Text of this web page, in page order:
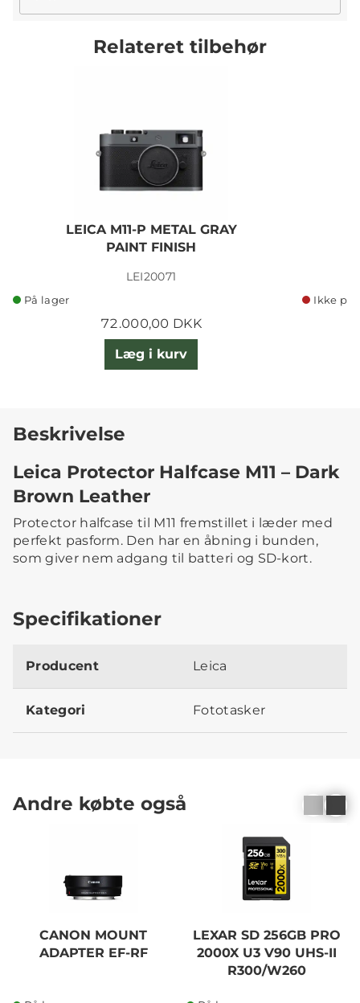
Relateret tilbehør
LEICA M11-P METAL GRAY
PAINT FINISH
LEI20071
På lager
72.000,00 DKK
Læg i kurv
Ikke på
Beskrivelse
Leica Protector Halfcase M11 – Dark
Brown Leather
Protector halfcase til M11 fremstillet i læder med
perfekt pasform. Den har en åbning i bunden,
som giver nem adgang til batteri og SD-kort.
Specifikationer
Producent Leica
Kategori Fototasker
Andre købte også
CANON MOUNT
ADAPTER EF-RF
LEXAR SD 256GB PRO
2000X U3 V90 UHS-II
R300/W260